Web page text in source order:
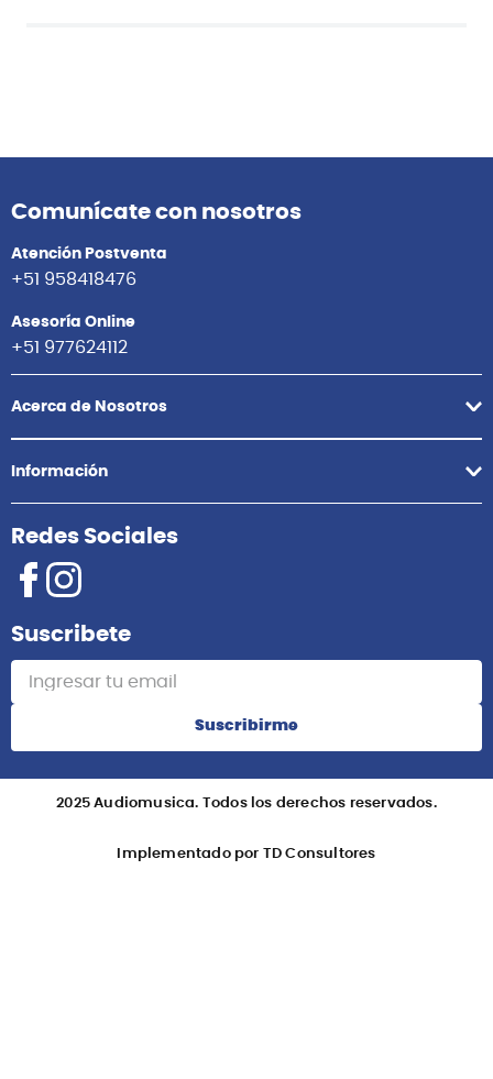
Comunícate con nosotros
Atención Postventa
+51 958418476
Asesoría Online
+51 977624112
Acerca de Nosotros
Información
Redes Sociales
Suscribete
Suscribirme
2025 Audiomusica. Todos los derechos reservados.
Implementado por TD Consultores